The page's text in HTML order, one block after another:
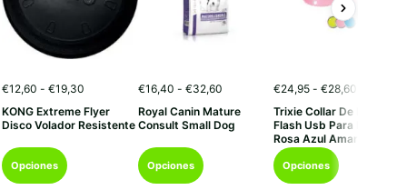
€12,60 - €19,30
precios:
desde
KONG Extreme Flyer
Disco Volador Resistente
Opciones
Este
producto
€16,40 - €32,60Rango
precios:
desde
Royal Canin Mature
Consult Small Dog
Opciones
Este
producto
€24,95 - €28,60
Trixie Collar De Banda
Flash Usb Para Perros
Rosa Azul Amarillo
Opciones
Este
producto